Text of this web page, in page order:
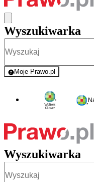
Wyszukiwarka
Moje Prawo.pl
- rejestracja i
Wyszukiwarka